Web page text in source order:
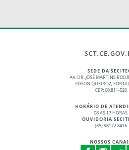
SEDE DA
AV. DR. JOSÉ MARTINS
EDSON QUEIROZ,
CEP: 60.811-520
HORÁRIO DE
08 ÀS 17 HORAS
OUVIDORIA
(85) 98172 8416
NOSSOS